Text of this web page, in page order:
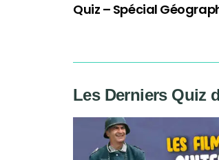
Quiz – Spécial
Les Derniers Quiz